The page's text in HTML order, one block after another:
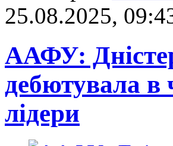
25.08.2025,
ААФУ:
дебютувала в
лідери